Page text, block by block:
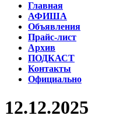
Главная
АФИША
Объявления
Прайс-лист
Архив
ПОДКАСТ
Контакты
Официально
12.12.2025